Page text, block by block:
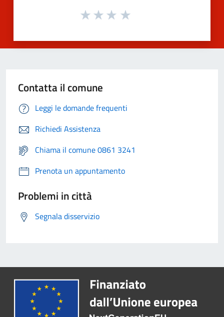
Contatta il comune
Leggi le domande frequenti
Richiedi Assistenza
Chiama il comune 0861 3241
Prenota un appuntamento
Problemi in città
Segnala disservizio